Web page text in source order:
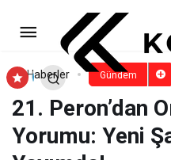
Haberler Gündem
21. Peron’dan
Yorumu: Yeni
İrfan
Yorum Yap